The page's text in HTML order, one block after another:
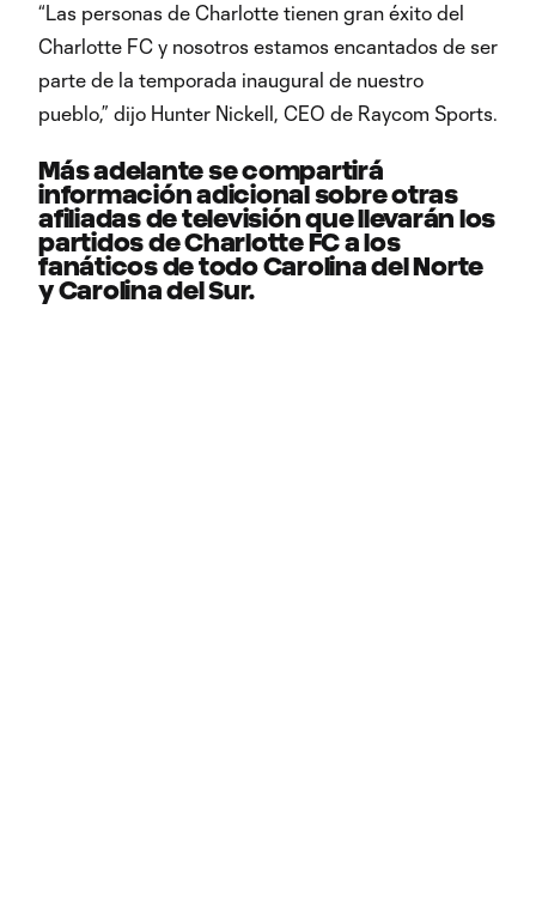
“Las personas de Charlotte tienen gran éxito del
Charlotte FC y nosotros estamos encantados de ser
parte de la temporada inaugural de nuestro
pueblo,” dijo Hunter Nickell, CEO de Raycom Sports.
Más adelante se compartirá
información adicional sobre otras
afiliadas de televisión que llevarán los
partidos de Charlotte FC a los
fanáticos de todo Carolina del Norte
y Carolina del Sur.